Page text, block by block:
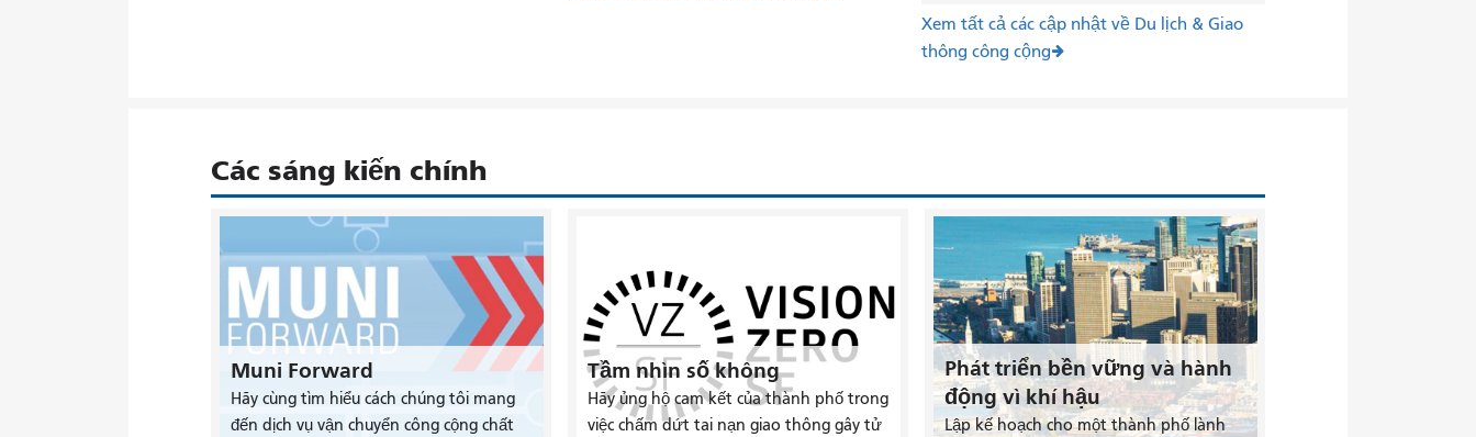
Xem tất cả các cập nhật về Du lịch & Giao
thông công cộng
Các sáng kiến ​​chính
Muni Forward
Hãy cùng tìm hiểu cách chúng tôi mang
đến dịch vụ vận chuyển công cộng chất
Tầm nhìn số không
Hãy ủng hộ cam kết của thành phố trong
việc chấm dứt tai nạn giao thông gây tử
Phát triển bền vững và hành
động vì khí hậu
Lập kế hoạch cho một thành phố lành